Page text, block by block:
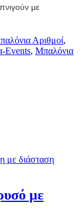
με
Αριθμοί,
Events, Μπαλόνια
με